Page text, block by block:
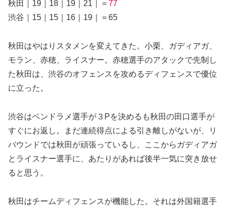
秋田｜19｜18｜19｜21｜＝ 77
渋谷｜15｜15｜16｜19｜＝65
秋田はやはりスタメンを変えてきた。小栗、ガディアガ、
モラン、赤穂、ライスナー。赤穂選手のアタックで先制し
た秋田は、渋谷のオフェンスを攻めるディフェンスで優位
に立った。
渋谷はベンドラメ選手が３Pを決めるも秋田の田口選手が
すぐにお返し。まだ連続得点による引き離しがないが、リ
バウンドでは秋田が頑張っているし、ここからガディアガ
とライスナー選手に、あたりがあれば後半一気に突き放せ
ると思う。
秋田はチームディフェンスが機能した。それは外国籍選手